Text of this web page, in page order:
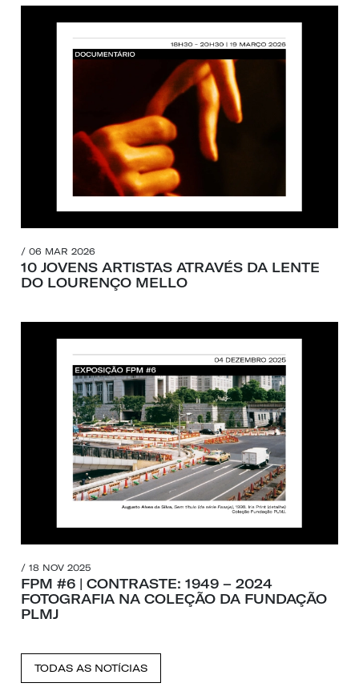
/ 06 MAR 2026
10 JOVENS ARTISTAS ATRAVÉS DA LENTE
DO LOURENÇO MELLO
/ 18 NOV 2025
FPM #6 | CONTRASTE: 1949 – 2024
FOTOGRAFIA NA COLEÇÃO DA FUNDAÇÃO
PLMJ
TODAS AS NOTÍCIAS